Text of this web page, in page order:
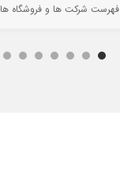
فهرست شرکت ها و فروشگاه ها